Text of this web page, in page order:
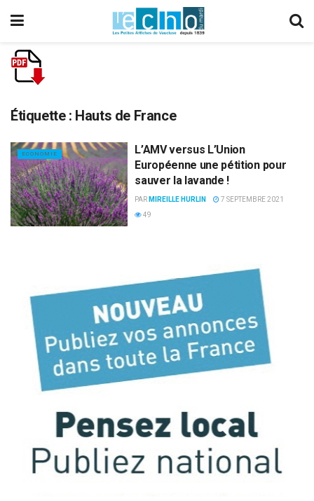
Étiquette : Hauts de France
ECONOMIE
L’AMV versus L’Union
Européenne une pétition pour
sauver la lavande !
PAR MIREILLE HURLIN
7 SEPTEMBRE 2021
49